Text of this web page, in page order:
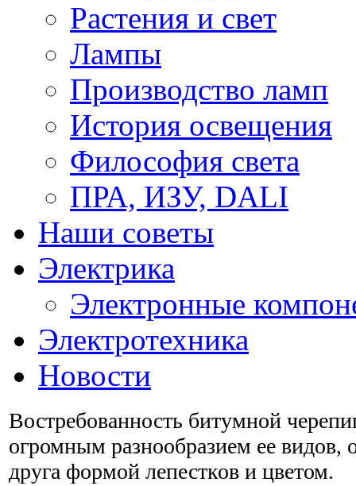
Растения и свет
Лампы
Производство ламп
История освещения
Философия света
ПРА, ИЗУ, DALI
Наши советы
Электрика
Электронные
Электротехника
Новости
Востребованность битумной
огромным разнообразием ее видов,
друга формой лепестков и цветом.